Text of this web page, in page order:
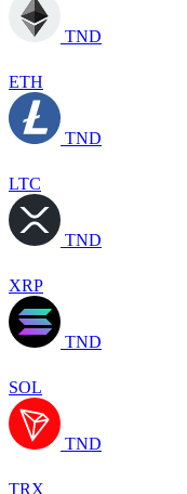
TND
ETH
TND
LTC
TND
XRP
TND
SOL
TND
TRX